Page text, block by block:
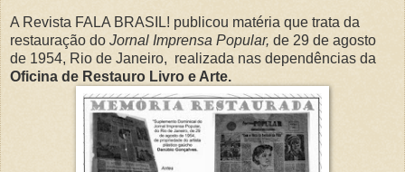
A Revista FALA BRASIL! publicou matéria que trata da
restauração do Jornal Imprensa Popular, de 29 de agosto
de 1954, Rio de Janeiro, realizada nas dependências da
Oficina de Restauro Livro e Arte.